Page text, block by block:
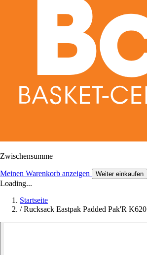
Zwischensumme
Meinen Warenkorb anzeigen Weiter einkaufen
Loading...
Startseite
/ Rucksack Eastpak Padded Pak'R K620